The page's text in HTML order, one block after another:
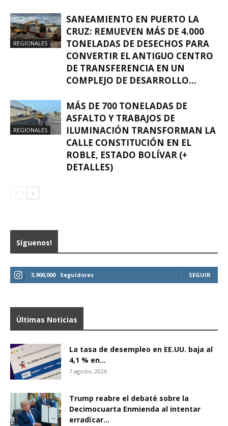
REGIONALES
SANEAMIENTO EN PUERTO LA
CRUZ: REMUEVEN MÁS DE 4.000
TONELADAS DE DESECHOS PARA
CONVERTIR EL ANTIGUO CENTRO
DE TRANSFERENCIA EN UN
COMPLEJO DE DESARROLLO...
REGIONALES
MÁS DE 700 TONELADAS DE
ASFALTO Y TRABAJOS DE
ILUMINACIÓN TRANSFORMAN LA
CALLE CONSTITUCIÓN EN EL
ROBLE, ESTADO BOLÍVAR (+
DETALLES)
Síguenos!
3,900,000 Seguidores SEGUIR
Últimas Noticias
La tasa de desempleo en EE.UU. baja al
4,1 % en...
7 agosto, 2026
Trump reabre el debatë sobre la
Decimocuarta Enmienda al intentar
erradïcar...